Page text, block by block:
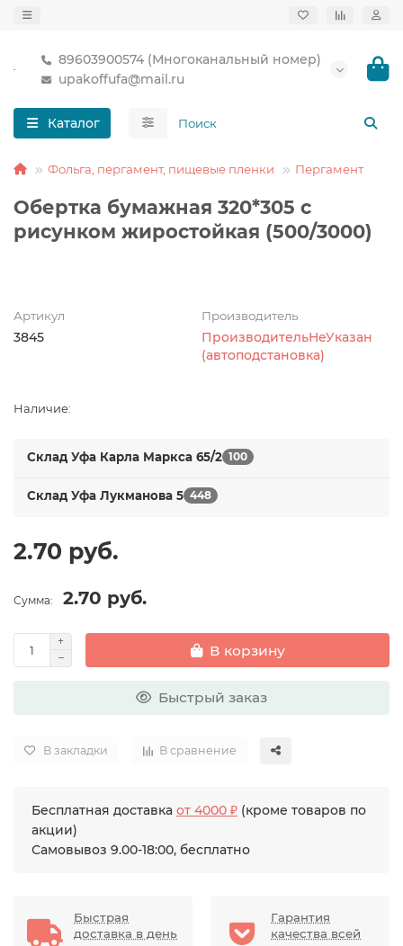
89603900574 (Многоканальный номер)
upakoffufa@mail.ru
Каталог
Фольга, пергамент, пищевые пленки Пергамент
Обертка бумажная 320*305 с
рисунком жиростойкая (500/3000)
Артикул
3845
Производитель
ПроизводительНеУказан
(автоподстановка)
Наличие:
Склад Уфа Карла Маркса 65/2 100
Склад Уфа Лукманова 5 448
2.70 руб.
Сумма: 2.70 руб.
В корзину
Быстрый заказ
В закладки В сравнение
Бесплатная доставка от 4000 ₽ (кроме товаров по
акции)
Самовывоз 9.00-18:00, бесплатно
Быстрая
доставка в день
Гарантия
качества всей